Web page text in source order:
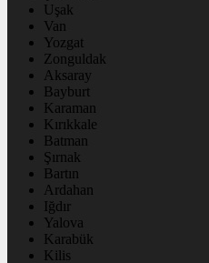
Uşak
Van
Yozgat
Zonguldak
Aksaray
Bayburt
Karaman
Kırıkkale
Batman
Şırnak
Bartın
Ardahan
Iğdır
Yalova
Karabük
Kilis